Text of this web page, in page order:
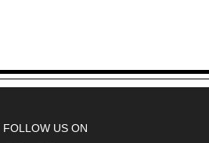
FOLLOW US ON